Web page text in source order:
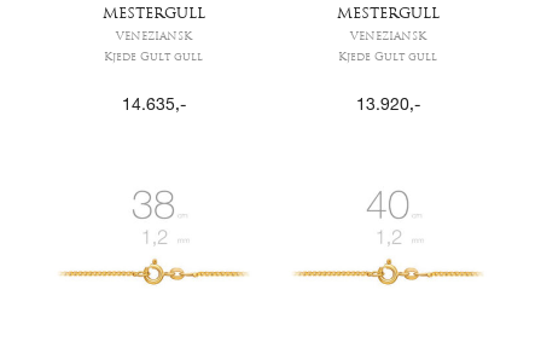
MESTERGULL
VENEZIANSK
Kjede Gult gull
14.635,-
MESTERGULL
VENEZIANSK
Kjede Gult gull
13.920,-